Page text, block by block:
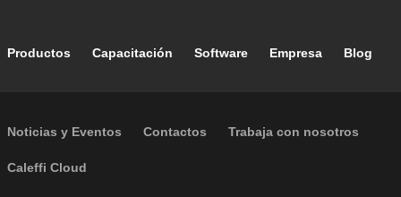
Footer main navigation
Productos Capacitación Software Empresa Blog
Footer secondary navigation
Noticias y Eventos Contactos Trabaja con nosotros
Caleffi Cloud